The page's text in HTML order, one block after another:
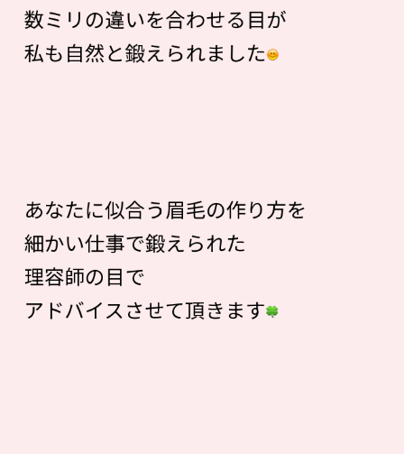
数ミリの違いを合わせる目が
私も自然と鍛えられました
あなたに似合う眉毛の作り方を
細かい仕事で鍛えられた
理容師の目で
アドバイスさせて頂きます